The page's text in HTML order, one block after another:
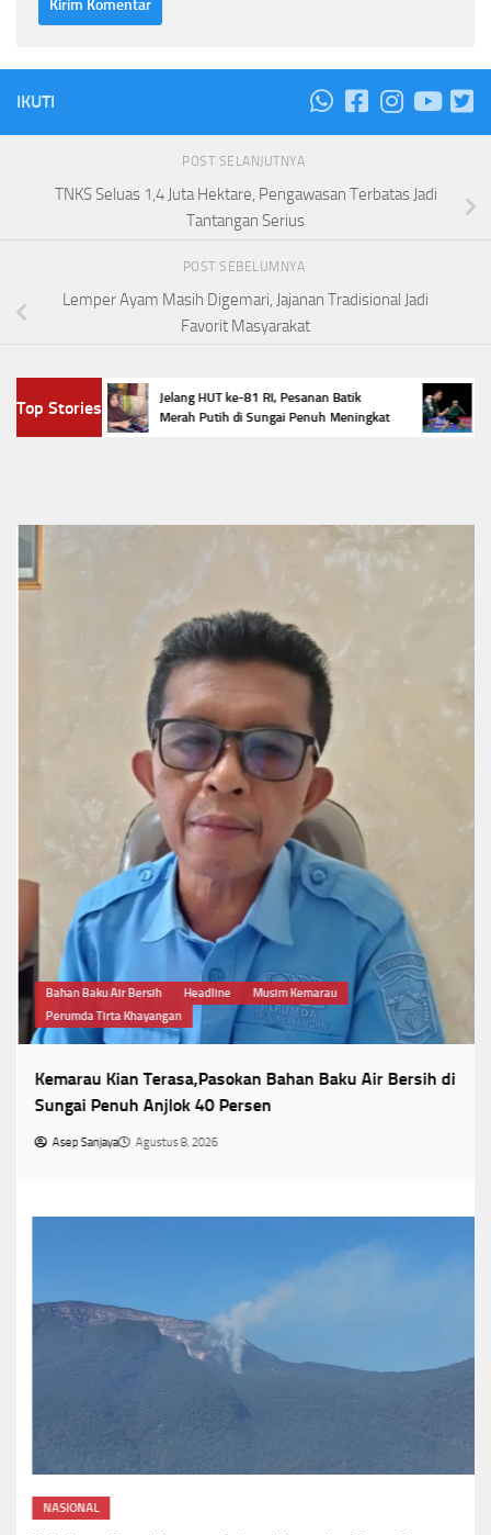
IKUTI
POST SELANJUTNYA
TNKS Seluas 1,4 Juta Hektare, Pengawasan Terbatas Jadi
Tantangan Serius
POST SEBELUMNYA
Lemper Ayam Masih Digemari, Jajanan Tradisional Jadi
Favorit Masyarakat
Top Stories
Jelang HUT ke-81 RI, Pesanan Batik
Merah Putih di Sungai Penuh Meningkat
Bahan Baku Air Bersih Headline
Musim Kemarau
Perumda Tirta Khayangan
Kemarau Kian Terasa,Pasokan Bahan Baku Air Bersih di
Sungai Penuh Anjlok 40 Persen
Asep Sanjaya Agustus 8, 2026
NASIONAL